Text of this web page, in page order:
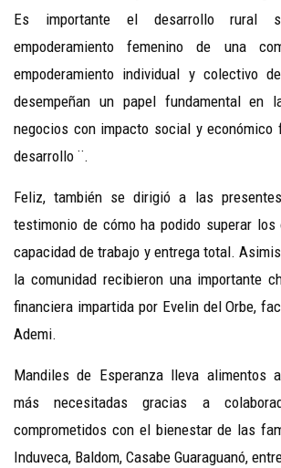
Es importante el desarrollo rural
empoderamiento femenino de una
empoderamiento individual y colectivo
desempeñan un papel fundamental en
negocios con impacto social y económico
desarrollo ¨.
Feliz, también se dirigió a las
testimonio de cómo ha podido superar
capacidad de trabajo y entrega total.
la comunidad recibieron una importante
financiera impartida por Evelin del Orbe,
Ademi.
Mandiles de Esperanza lleva alimentos
más necesitadas gracias a
comprometidos con el bienestar de las
Induveca, Baldom, Casabe Guaraguanó,